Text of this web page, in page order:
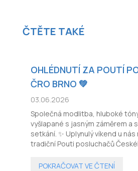
ČTĚTE TAKÉ
OHLÉDNUTÍ ZA POUTÍ
ČRO BRNO 💚
03.06.2026
Společná modlitba, hluboké
vyšlapané s jasným záměrem a
setkání. ✨ Uplynulý víkend u
tradiční Pouti posluchačů
POKRAČOVAT VE ČTENÍ